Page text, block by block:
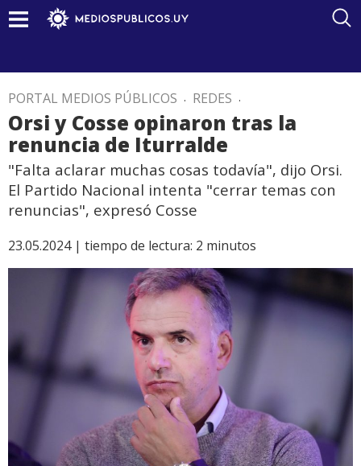
PORTAL MEDIOS PÚBLICOS . REDES .
Orsi y Cosse opinaron tras la
renuncia de Iturralde
"Falta aclarar muchas cosas todavía", dijo Orsi.
El Partido Nacional intenta "cerrar temas con
renuncias", expresó Cosse
23.05.2024 | tiempo de lectura: 2 minutos